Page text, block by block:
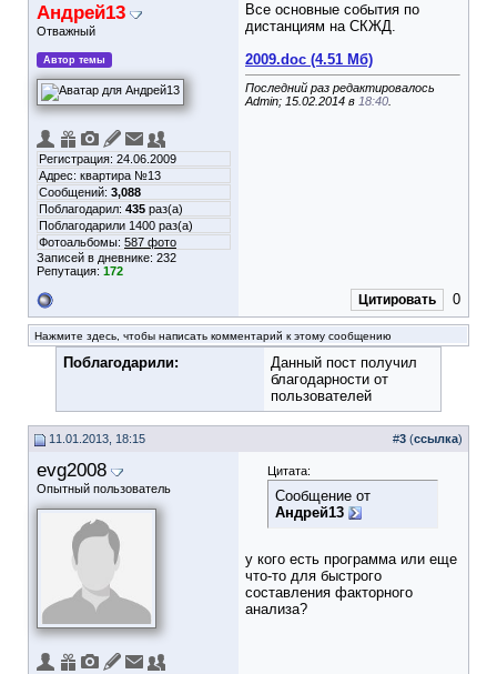
Андрей13
Отважный
Автор темы
Регистрация: 24.06.2009
Адрес: квартира №13
Сообщений: 3,088
Поблагодарил: 435 раз(а)
Поблагодарили 1400 раз(а)
Фотоальбомы: 587 фото
Записей в дневнике: 232
Репутация: 172
Все основные события по
дистанциям на СКЖД.
2009.doc (4.51 Мб)
Последний раз редактировалось
Admin; 15.02.2014 в 18:40
Цитировать 0
Нажмите здесь, чтобы написать комментарий к этому сообщению
Поблагодарили:
Данный пост получил
благодарности от
пользователей
11.01.2013, 18:15 #3 (ссылка)
evg2008
Опытный пользователь
Цитата:
Сообщение от
Андрей13
у кого есть программа или еще
что-то для быстрого
составления факторного
анализа?